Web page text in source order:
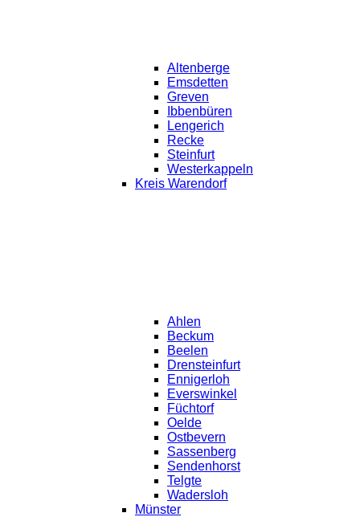
Altenberge
Emsdetten
Greven
Ibbenbüren
Lengerich
Recke
Steinfurt
Westerkappeln
Kreis Warendorf
Ahlen
Beckum
Beelen
Drensteinfurt
Ennigerloh
Everswinkel
Füchtorf
Oelde
Ostbevern
Sassenberg
Sendenhorst
Telgte
Wadersloh
Münster